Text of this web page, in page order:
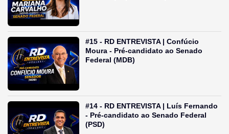
#15 - RD ENTREVISTA | Confúcio
Moura - Pré-candidato ao Senado
Federal (MDB)
#14 - RD ENTREVISTA | Luís Fernando
- Pré-candidato ao Senado Federal
(PSD)